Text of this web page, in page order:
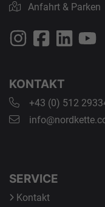
Anfahrt & Parken
KONTAKT
+43 (0) 512
SERVICE
Kontakt